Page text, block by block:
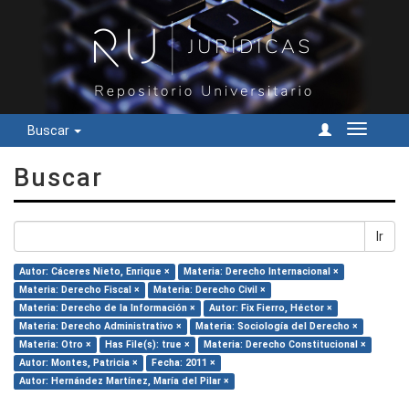
Buscar
Cambiar
Buscar
Ir
Autor: Cáceres Nieto, Enrique ×
Materia: Derecho Internacional ×
Materia: Derecho Fiscal ×
Materia: Derecho Civil ×
Materia: Derecho de la Información ×
Autor: Fix Fierro, Héctor ×
Materia: Derecho Administrativo ×
Materia: Sociología del Derecho ×
Materia: Otro ×
Has File(s): true ×
Materia: Derecho Constitucional ×
Autor: Montes, Patricia ×
Fecha: 2011 ×
Autor: Hernández Martínez, María del Pilar ×